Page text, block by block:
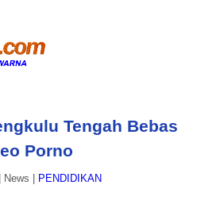
Tengah Bebas
Porno
News PENDIDIKAN